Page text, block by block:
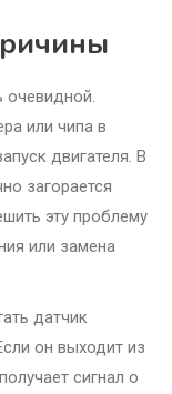
очевидной.
или чипа в
двигателя. В
загорается
эту проблему
или замена
датчик
он выходит из
сигнал о